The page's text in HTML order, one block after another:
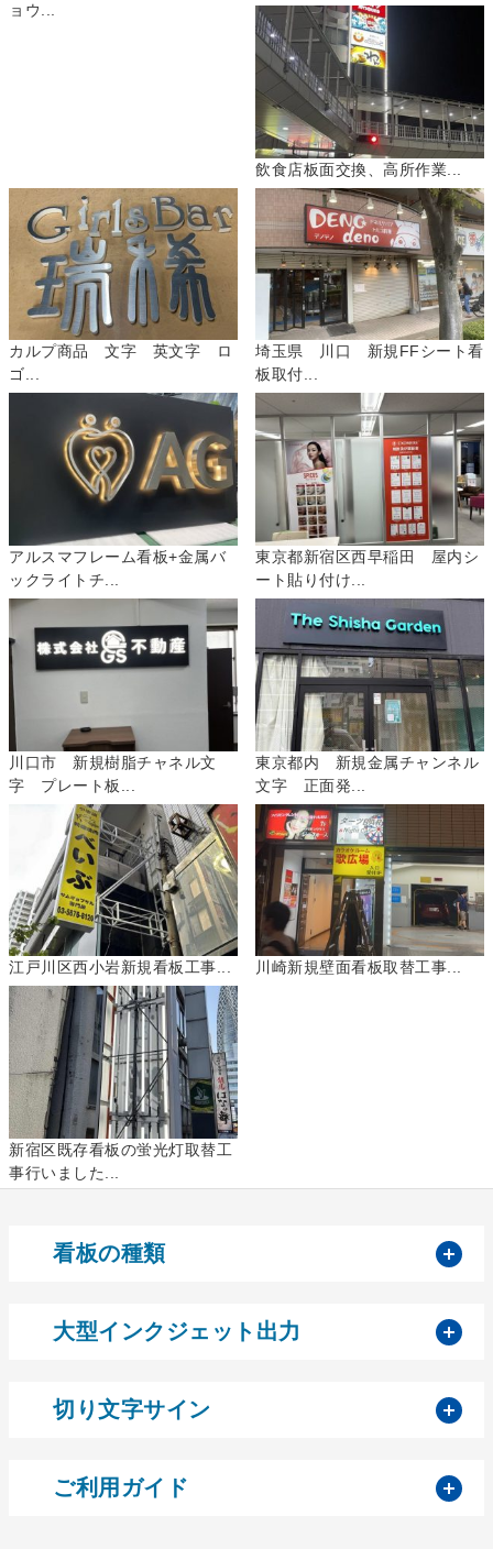
ョウ...
飲食店板面交換、高所作業...
カルプ商品 文字 英文字 ロ
ゴ...
埼玉県 川口 新規FFシート看
板取付...
アルスマフレーム看板+金属バ
ックライトチ...
東京都新宿区西早稲田 屋内シ
ート貼り付け...
川口市 新規樹脂チャネル文
字 プレート板...
東京都内 新規金属チャンネル
文字 正面発...
江戸川区西小岩新規看板工事... 川崎新規壁面看板取替工事...
新宿区既存看板の蛍光灯取替工
事行いました...
看板の種類
大型インクジェット出力
切り文字サイン
ご利用ガイド